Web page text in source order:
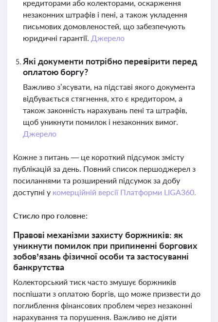
кредиторами або колекторами, оскарження
незаконних штрафів і пені, а також укладення
письмових домовленостей, що забезпечують
юридичні гарантії. Джерело
Які документи потрібно перевірити перед
оплатою боргу?
Важливо з’ясувати, на підставі якого документа
відбувається стягнення, хто є кредитором, а
також законність нарахувань пені та штрафів,
щоб уникнути помилок і незаконних вимог.
Джерело
Кожне з питань — це короткий підсумок змісту
публікацій за день. Повний список першоджерел з
посиланнями та розширений підсумок за добу
доступні у комерційній версії Платформи LIGA360.
Стисло про головне:
Правові механізми захисту боржників: як
уникнути помилок при припиненні боргових
зобов’язань фізичної особи та застосуванні
банкрутства
Колекторський тиск часто змушує боржників
поспішати з оплатою боргів, що може призвести до
поглиблення фінансових проблем через незаконні
нарахування та порушення. Важливо не діяти